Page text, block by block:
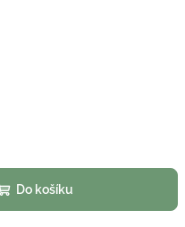
Do košíku